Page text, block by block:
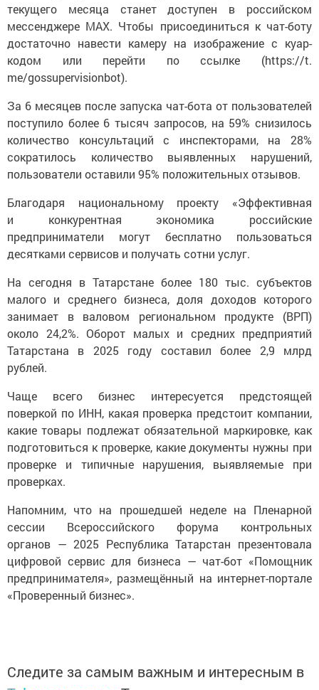
текущего месяца станет доступен в российском
мессенджере MAX. Чтобы присоединиться к чат-боту
достаточно навести камеру на изображение с куар-
кодом или перейти по ссылке (https://t.
me/gossupervisionbot).
За 6 месяцев после запуска чат-бота от пользователей
поступило более 6 тысяч запросов, на 59% снизилось
количество консультаций с инспекторами, на 28%
сократилось количество выявленных нарушений,
пользователи оставили 95% положительных отзывов.
Благодаря национальному проекту «Эффективная
и конкурентная экономика российские
предприниматели могут бесплатно пользоваться
десятками сервисов и получать сотни услуг.
На сегодня в Татарстане более 180 тыс. субъектов
малого и среднего бизнеса, доля доходов которого
занимает в валовом региональном продукте (ВРП)
около 24,2%. Оборот малых и средних предприятий
Татарстана в 2025 году составил более 2,9 млрд
рублей.
Чаще всего бизнес интересуется предстоящей
поверкой по ИНН, какая проверка предстоит компании,
какие товары подлежат обязательной маркировке, как
подготовиться к проверке, какие документы нужны при
проверке и типичные нарушения, выявляемые при
проверках.
Напомним, что на прошедшей неделе на Пленарной
сессии Всероссийского форума контрольных
органов — 2025 Республика Татарстан презентовала
цифровой сервис для бизнеса — чат-бот «Помощник
предпринимателя», размещённый на интернет-портале
«Проверенный бизнес».
Следите за самым важным и интересным в